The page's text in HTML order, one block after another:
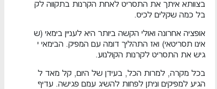
בצוותא איתך את התסריט לאחת הקרנות בתקווה לק
בל כמה שקלים לכיס.
אופציה אחרונה ואולי הקשה ביותר היא לעניין בימאי (ש
אינו תסריטאי) ואז התהליך דומה עם המפיק. הבימאי י
גיש את התסריט לקרנות הקולנוע.
בכל מקרה, למרות הכל, בעידן של היום, קל מאד ל
הגיע למפיקים וניתן לפחות להשיג עמם פגישה. עדיף